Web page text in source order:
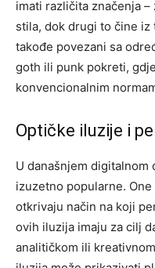
imati različita značenja
stila, dok drugi to čine
takođe povezani sa
goth ili punk pokreti,
konvencionalnim
Optičke iluzije i
U današnjem
izuzetno popularne.
otkrivaju način na koji
ovih iluzija imaju za cilj
analitičkom ili